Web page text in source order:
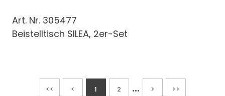
Art. Nr. 305477
Beistelltisch SILEA, 2er-Set
<< < 1 2 ... > >>